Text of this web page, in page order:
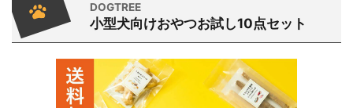
DOGTREE
小型犬向けおやつお試し10点セット